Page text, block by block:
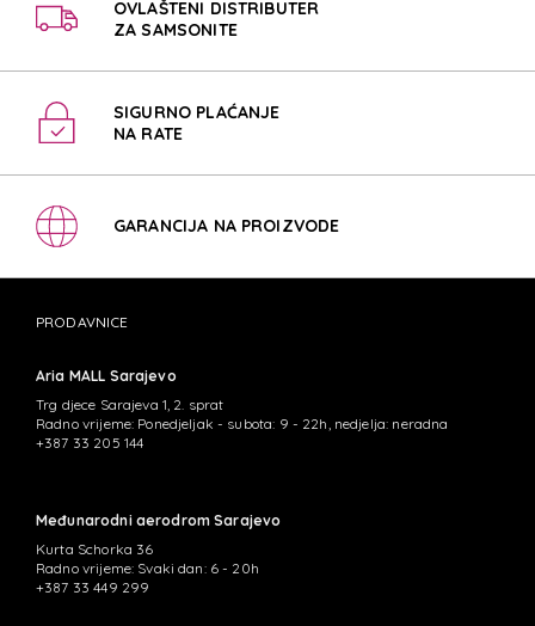
OVLAŠTENI DISTRIBUTER
ZA SAMSONITE
SIGURNO PLAĆANJE
NA RATE
GARANCIJA NA PROIZVODE
PRODAVNICE
Aria MALL Sarajevo
Trg djece Sarajeva 1, 2. sprat
Radno vrijeme: Ponedjeljak - subota: 9 - 22h, nedjelja: neradna
+387 33 205 144
Međunarodni aerodrom Sarajevo
Kurta Schorka 36
Radno vrijeme: Svaki dan: 6 - 20h
+387 33 449 299